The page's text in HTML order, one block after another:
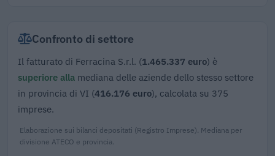
Confronto di settore
Il fatturato di Ferracina S.r.l. (1.465.337 euro) è
superiore alla mediana delle aziende dello stesso settore
in provincia di VI (416.176 euro), calcolata su 375
imprese.
Elaborazione sui bilanci depositati (Registro Imprese). Mediana per
divisione ATECO e provincia.